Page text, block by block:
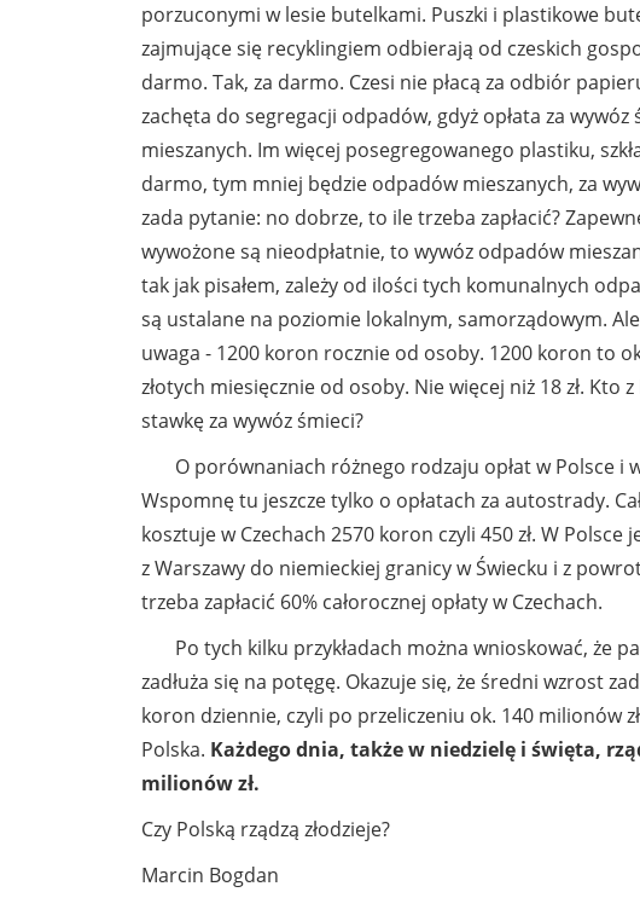
porzuconymi w lesie butelkami. Puszki i plastikowe
zajmujące się recyklingiem odbierają od czeskich
darmo. Tak, za darmo. Czesi nie płacą za odbiór
zachęta do segregacji odpadów, gdyż opłata za
mieszanych. Im więcej posegregowanego plastiku,
darmo, tym mniej będzie odpadów mieszanych, za
zada pytanie: no dobrze, to ile trzeba zapłacić?
wywożone są nieodpłatnie, to wywóz odpadów
tak jak pisałem, zależy od ilości tych komunalnych
są ustalane na poziomie lokalnym, samorządowym.
uwaga - 1200 koron rocznie od osoby. 1200 koron to
złotych miesięcznie od osoby. Nie więcej niż 18 zł. Kto
stawkę za wywóz śmieci?
O porównaniach różnego rodzaju opłat w Polsce i
Wspomnę tu jeszcze tylko o opłatach za autostrady.
kosztuje w Czechach 2570 koron czyli 450 zł. W
z Warszawy do niemieckiej granicy w Świecku i z
trzeba zapłacić 60% całorocznej opłaty w Czechach.
Po tych kilku przykładach można wnioskować, że
zadłuża się na potęgę. Okazuje się, że średni wzrost
koron dziennie, czyli po przeliczeniu ok. 140 milionów
Polska. Każdego dnia, także w niedzielę i święta,
milionów zł.
Czy Polską rządzą złodzieje?
Marcin Bogdan